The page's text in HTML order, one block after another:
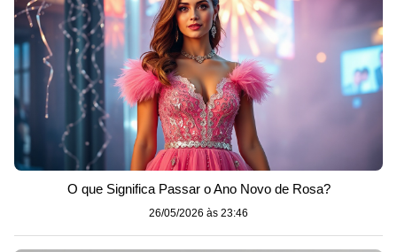
O que Significa Passar o Ano Novo de Rosa?
26/05/2026 às 23:46